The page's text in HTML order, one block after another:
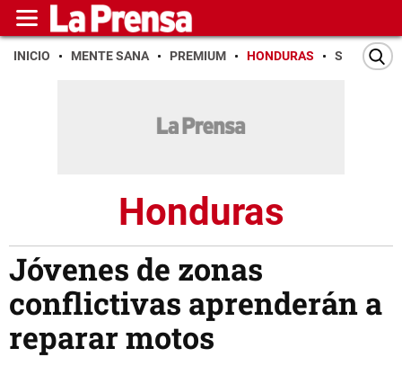
INICIO MENTE SANA PREMIUM HONDURAS SAN PEDRO
Honduras
Jóvenes de zonas
conflictivas aprenderán a
reparar motos